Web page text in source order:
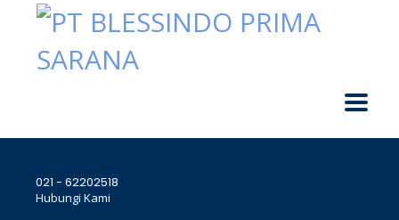
021 - 62202518
Hubungi Kami